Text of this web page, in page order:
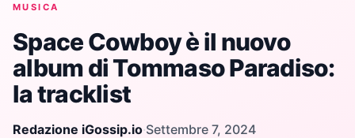
MUSICA
Space Cowboy è il nuovo
album di Tommaso Paradiso:
la tracklist
Redazione iGossip.io·Settembre 7, 2024